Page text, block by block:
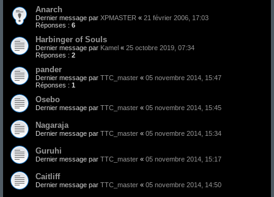
Anarch
Dernier message par XPMASTER « 21 février 2006, 17:03
Réponses : 6
Harbinger of Souls
Dernier message par Kamel « 25 octobre 2019, 07:34
Réponses : 2
pander
Dernier message par TTC_master « 05 novembre 2014, 15:47
Réponses : 1
Osebo
Dernier message par TTC_master « 05 novembre 2014, 15:45
Nagaraja
Dernier message par TTC_master « 05 novembre 2014, 15:34
Guruhi
Dernier message par TTC_master « 05 novembre 2014, 15:17
Caitliff
Dernier message par TTC_master « 05 novembre 2014, 14:50